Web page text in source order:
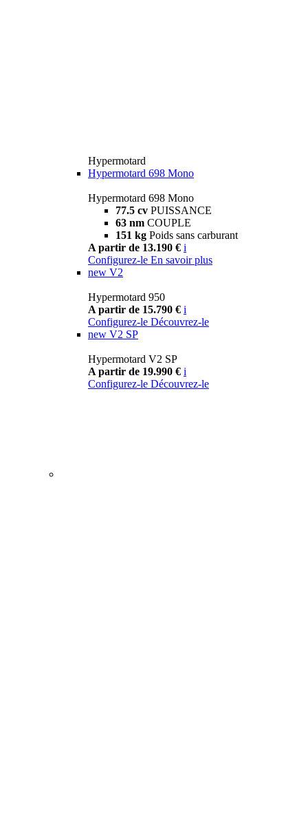
Hypermotard
Hypermotard 698 Mono
Hypermotard 698 Mono
77.5 cv PUISSANCE
63 nm COUPLE
151 kg Poids sans carburant
A partir de 13.190 € i
Configurez-le En savoir plus
new V2
Hypermotard 950
A partir de 15.790 € i
Configurez-le Découvrez-le
new V2 SP
Hypermotard V2 SP
A partir de 19.990 € i
Configurez-le Découvrez-le